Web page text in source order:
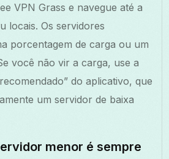
VPN Grass e navegue até a
locais. Os servidores
porcentagem de carga ou um
você não vir a carga, use a
do aplicativo, que
um servidor de baixa
menor é sempre